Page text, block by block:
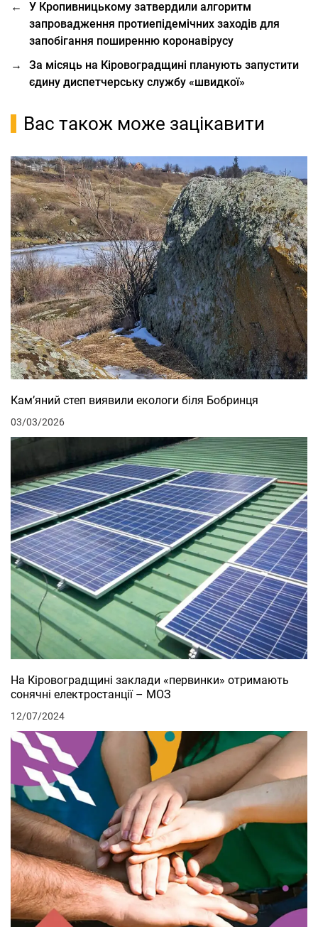
←
У Кропивницькому затвердили алгоритм
запровадження протиепідемічних заходів для
запобігання поширенню коронавірусу
→
За місяць на Кіровоградщині планують запустити
єдину диспетчерську службу «швидкої»
Вас також може зацікавити
Кам’яний степ виявили екологи біля Бобринця
03/03/2026
На Кіровоградщині заклади «первинки» отримають
сонячні електростанції – МОЗ
12/07/2024